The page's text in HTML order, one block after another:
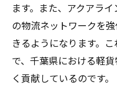
ます。また、アクアラ
の物流ネットワークを
きるようになります。
で、千葉県における軽
く貢献しているのです。